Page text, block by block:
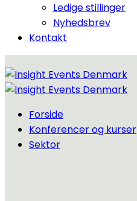
Ledige stillinger
Nyhedsbrev
Kontakt
Forside
Konferencer og kurser
Sektor